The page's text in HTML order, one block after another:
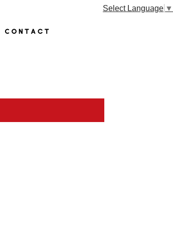
Select Language ▼